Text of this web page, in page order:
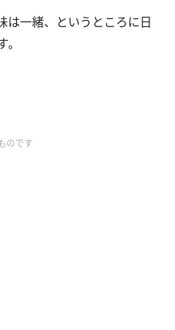
は一緒、というところに日
のです